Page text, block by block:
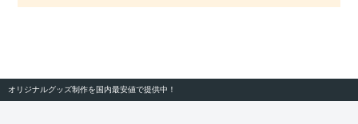
オリジナルグッズ制作を国内最安値で提供中！